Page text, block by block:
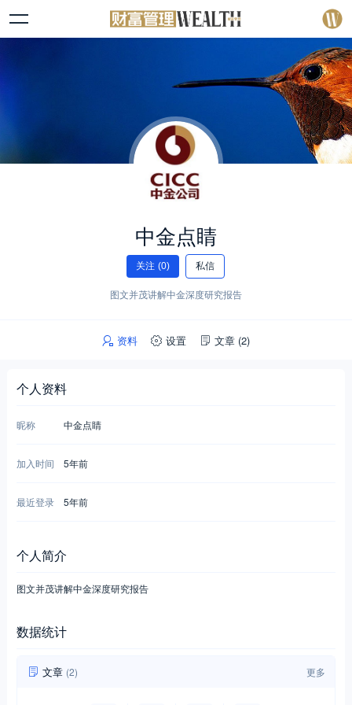
中金点睛
关注 (0) 私信
图文并茂讲解中金深度研究报告
资料 设置 文章 (2)
个人资料
昵称 中金点睛
加入时间 5年前
最近登录 5年前
个人简介
图文并茂讲解中金深度研究报告
数据统计
文章 (2) 更多